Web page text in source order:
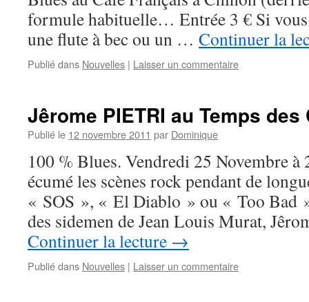
formule habituelle… Entrée 3 € Si vous
une flute à bec ou un … Continuer la
Publié dans Nouvelles | Laisser un commentaire
Jêrome PIETRI au Temps des
Publié le 12 novembre 2011 par Dominique
100 % Blues. Vendredi 25 Novembre
écumé les scènes rock pendant de
« SOS », « El Diablo » ou « Too Bad
des sidemen de Jean Louis Murat,
Continuer la lecture →
Publié dans Nouvelles | Laisser un commentaire